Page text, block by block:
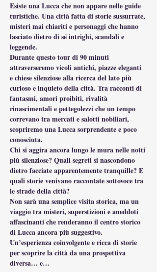
Esiste una Lucca che non appare nelle guide
turistiche. Una città fatta di storie sussurrate,
misteri mai chiariti e personaggi che hanno
lasciato dietro di sé intrighi, scandali e
leggende.
Durante questo tour di 90 minuti
attraverseremo vicoli antichi, piazze eleganti
e chiese silenziose alla ricerca del lato più
curioso e inquieto della città. Tra racconti di
fantasmi, amori proibiti, rivalità
rinascimentali e pettegolezzi che un tempo
correvano tra mercati e salotti nobiliari,
scopriremo una Lucca sorprendente e poco
conosciuta.
Chi si aggira ancora lungo le mura nelle notti
più silenziose? Quali segreti si nascondono
dietro facciate apparentemente tranquille? E
quali storie venivano raccontate sottovoce tra
le strade della città?
Non sarà una semplice visita storica, ma un
viaggio tra misteri, superstizioni e aneddoti
affascinanti che renderanno il centro storico
di Lucca ancora più suggestivo.
Un’esperienza coinvolgente e ricca di storie
per scoprire la città da una prospettiva
diversa… e…